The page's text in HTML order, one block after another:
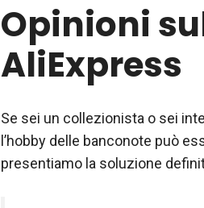
Opinioni
AliExpress
Se sei un collezionista o sei
l’hobby delle banconote può
presentiamo la soluzione